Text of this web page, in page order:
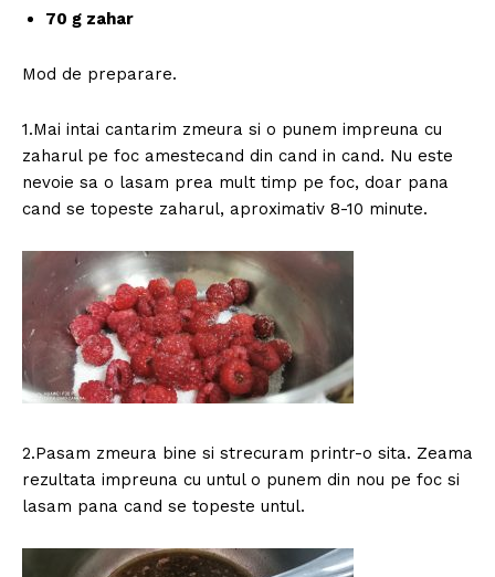
70 g zahar
Mod de preparare.
1.Mai intai cantarim zmeura si o punem impreuna cu
zaharul pe foc amestecand din cand in cand. Nu este
nevoie sa o lasam prea mult timp pe foc, doar pana
cand se topeste zaharul, aproximativ 8-10 minute.
2.Pasam zmeura bine si strecuram printr-o sita. Zeama
rezultata impreuna cu untul o punem din nou pe foc si
lasam pana cand se topeste untul.